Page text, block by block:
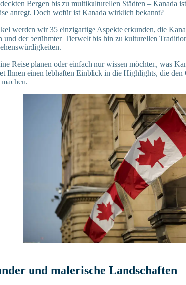
Bergen bis zu multikulturellen Städten – Kanada
anregt. Doch wofür ist Kanada wirklich bekannt?
werden wir 35 einzigartige Aspekte erkunden, die
und der berühmten Tierwelt bis hin zu kulturellen
Reise planen oder einfach nur wissen möchten, was
Ihnen einen lebhaften Einblick in die Highlights, die den
und malerische Landschaften